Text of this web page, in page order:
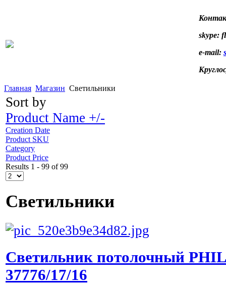
skype:
e-mail:
Главная Магазин Светильники
Sort by
Product Name +/-
Creation Date
Product SKU
Category
Product Price
Results 1 - 99 of 99
Светильники
Cветильник потолочный
37776/17/16